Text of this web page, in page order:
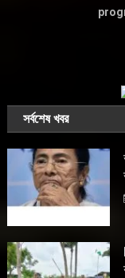
সর্বশেষ খবর